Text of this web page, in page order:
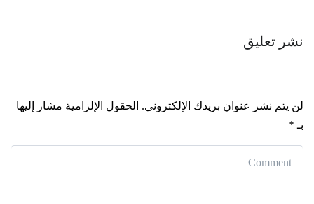
نشر تعليق
لن يتم نشر عنوان بريدك الإلكتروني. الحقول الإلزامية مشار إليها
بـ *